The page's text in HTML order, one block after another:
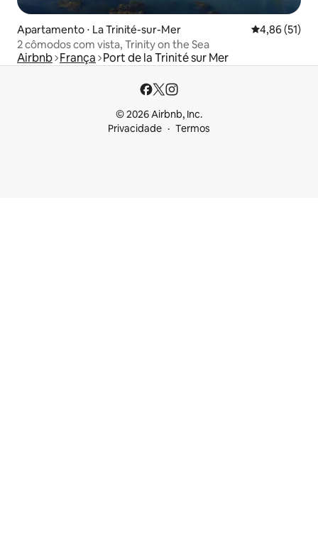
Apartamento ⋅ La Trinité-sur-Mer 4,86 de uma
4,86 (51)
2 cômodos com vista, Trinity on the Sea
Airbnb França Port de la Trinité sur Mer
© 2026 Airbnb, Inc.
Privacidade
Termos